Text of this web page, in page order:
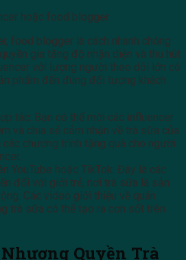
hoặc food blogger
food blogger là cách nhanh chóng
gia tăng độ nhận diện và thu hút
với lượng người theo dõi lớn có
phẩm đến đúng đối tượng khách
tác: Bạn có thể mời các influencer
và chia sẻ cảm nhận về trà sữa của
các chương trình tặng quà cho người
YouTube hoặc TikTok: Đây là các
đối với giới trẻ, nơi trà sữa là sản
Các video giới thiệu về quán
trà sữa có thể tạo ra cơn sốt trên
Quyền Trà